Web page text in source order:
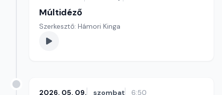
Múltidéző
Szerkesztő: Hámori Kinga
2026. 05. 09. szombat 6:50